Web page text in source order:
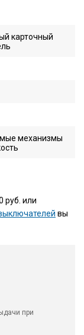
карточный
механизмы
руб. или
вы
при